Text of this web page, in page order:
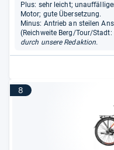
Plus: sehr leicht;
Motor; gute Übersetzung.
Minus: Antrieb an steilen
(Reichweite Berg/Tour/
durch unsere Redaktion.
8